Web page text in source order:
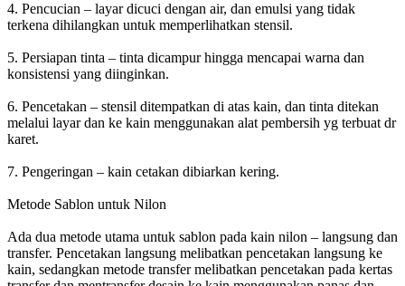
4. Pencucian – layar dicuci dengan air, dan emulsi yang tidak
terkena dihilangkan untuk memperlihatkan stensil.
5. Persiapan tinta – tinta dicampur hingga mencapai warna dan
konsistensi yang diinginkan.
6. Pencetakan – stensil ditempatkan di atas kain, dan tinta ditekan
melalui layar dan ke kain menggunakan alat pembersih yg terbuat dr
karet.
7. Pengeringan – kain cetakan dibiarkan kering.
Metode Sablon untuk Nilon
Ada dua metode utama untuk sablon pada kain nilon – langsung dan
transfer. Pencetakan langsung melibatkan pencetakan langsung ke
kain, sedangkan metode transfer melibatkan pencetakan pada kertas